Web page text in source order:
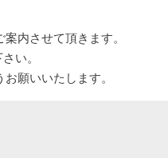
内させて頂きます。
い。
願いいたします。